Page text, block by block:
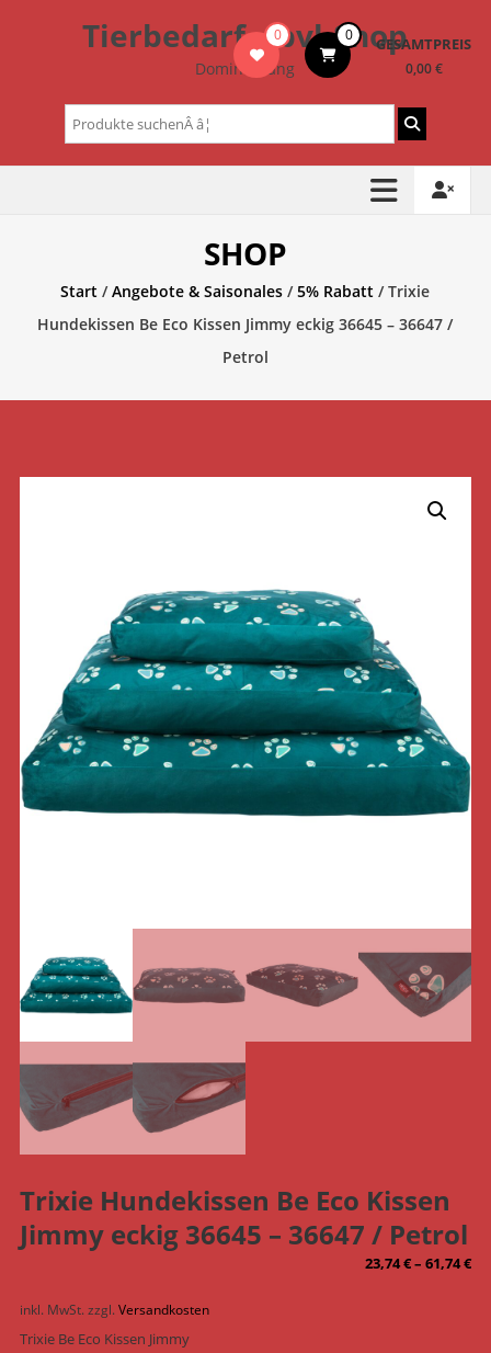
Tierbedarf – bvl-Shop
Dominik Lang
0 0 GESAMTPREIS
0,00 €
Suchen
nach:
SHOP
Start /Angebote & Saisonales /5% Rabatt / Trixie
Hundekissen Be Eco Kissen Jimmy eckig 36645 – 36647 /
Petrol
Trixie Hundekissen Be Eco Kissen
Jimmy eckig 36645 – 36647 / Petrol
23,74€–61,74€
inkl. MwSt.zzgl.Versandkosten
Trixie Be Eco Kissen Jimmy